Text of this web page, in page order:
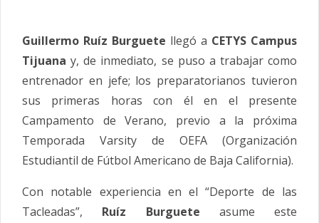
Guillermo Ruíz Burguete llegó a CETYS Campus
Tijuana y, de inmediato, se puso a trabajar como
entrenador en jefe; los preparatorianos tuvieron
sus primeras horas con él en el presente
Campamento de Verano, previo a la próxima
Temporada Varsity de OEFA (Organización
Estudiantil de Fútbol Americano de Baja California).
Con notable experiencia en el “Deporte de las
Tacleadas”, Ruíz Burguete asume este